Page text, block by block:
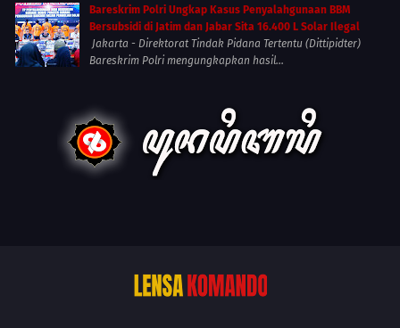
Bareskrim Polri Ungkap Kasus Penyalahgunaan BBM
Bersubsidi di Jatim dan Jabar Sita 16.400 L Solar Ilegal
Jakarta - Direktorat Tindak Pidana Tertentu (Dittipidter)
Bareskrim Polri mengungkapkan hasil...